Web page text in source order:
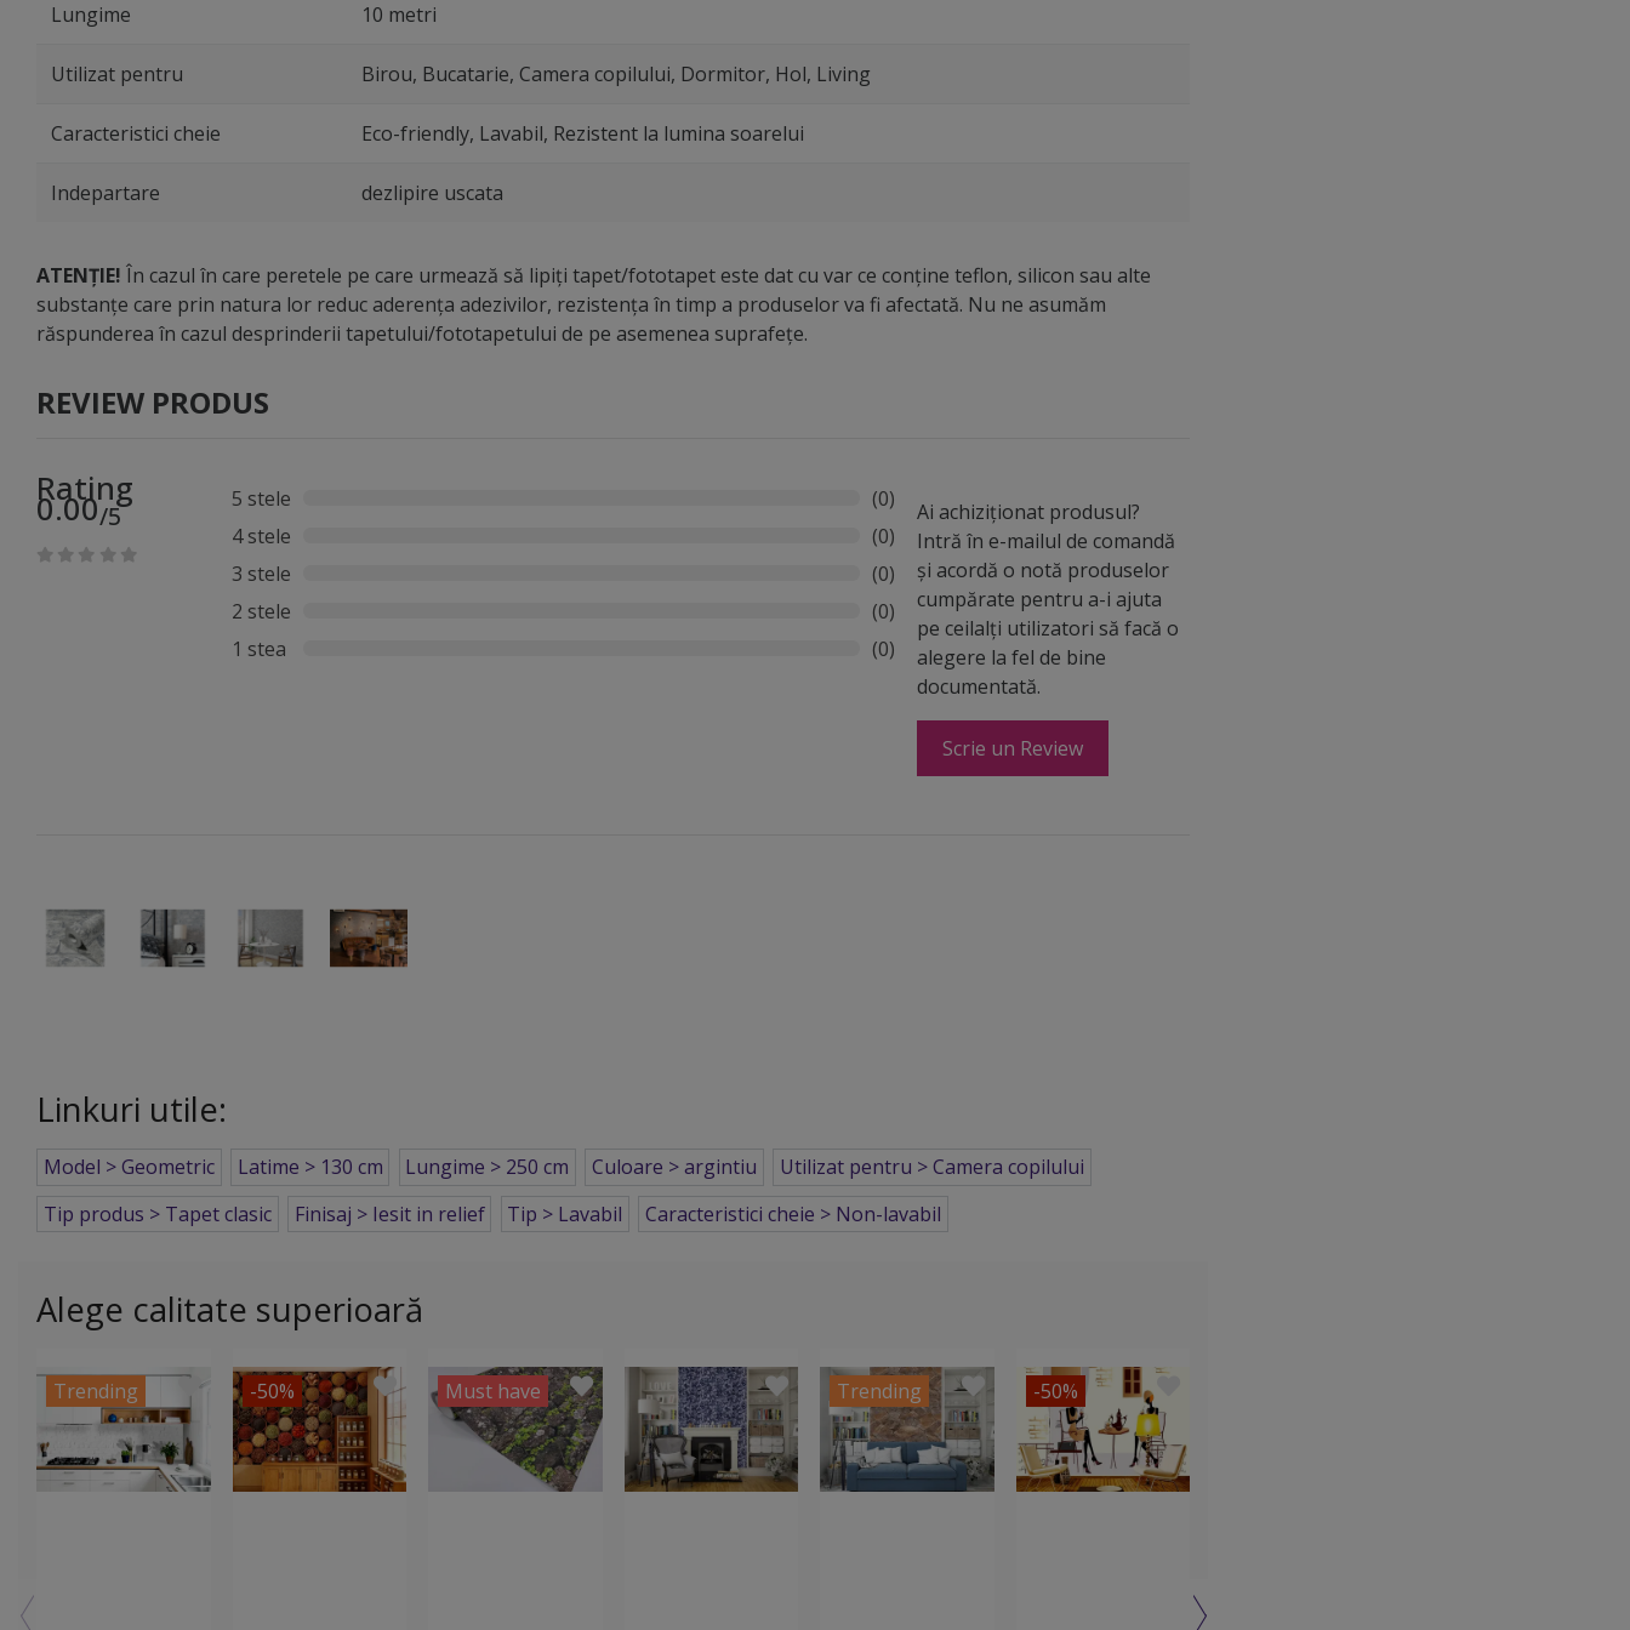
Lungime 10 metri
Utilizat pentru Birou, Bucatarie, Camera copilului, Dormitor, Hol, Living
Caracteristici cheie Eco-friendly, Lavabil, Rezistent la lumina soarelui
Indepartare dezlipire uscata
ATENȚIE! În cazul în care peretele pe care urmează să lipiți tapet/fototapet este dat cu var ce conține teflon, silicon sau alte
substanțe care prin natura lor reduc aderența adezivilor, rezistența în timp a produselor va fi afectată. Nu ne asumăm
răspunderea în cazul desprinderii tapetului/fototapetului de pe asemenea suprafețe.
REVIEW PRODUS
Rating
0.00/5
5 stele
(0)
4 stele
(0)
3 stele
(0)
2 stele
(0)
1 stea
(0)
Ai achiziționat produsul?
Intră în e-mailul de comandă
și acordă o notă produselor
cumpărate pentru a-i ajuta
pe ceilalți utilizatori să facă o
alegere la fel de bine
documentată.
Scrie un Review
Linkuri utile:
Model > Geometric Latime > 130 cm Lungime > 250 cm Culoare > argintiu
Utilizat pentru > Camera copilului
Tip produs > Tapet clasic
Finisaj > Iesit in relief Tip > Lavabil Caracteristici cheie > Non-lavabil
Alege calitate superioară
Trending -50% Must have Trending -50%